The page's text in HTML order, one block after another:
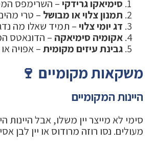
סימיאקו גרידקי– השרימפס
תמנון צלוי או מבושל – טרי
דג יומי צלוי– תמיד שאלו מה
אקומיה סימיאקה – הדונאטס
גבינת עיזים מקומית– אפויה
משקאות מקומיים 🍷
היינות המקומיים
סימי לא מייצר יין משלו, אבל היינות
מעולים. נסו רוזה מרודוס או יין לבן